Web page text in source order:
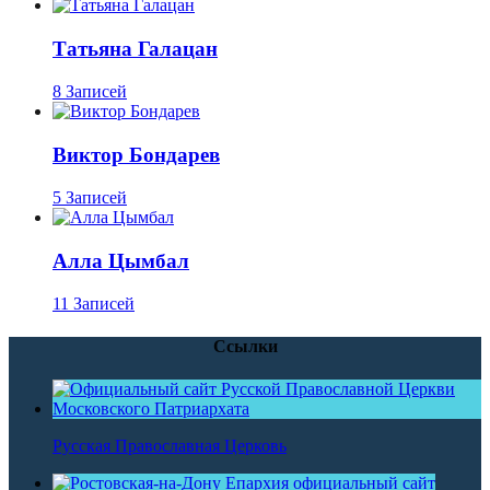
Татьяна Галацан
8 Записей
Виктор Бондарев
5 Записей
Алла Цымбал
11 Записей
Ссылки
Русская Православная Церковь